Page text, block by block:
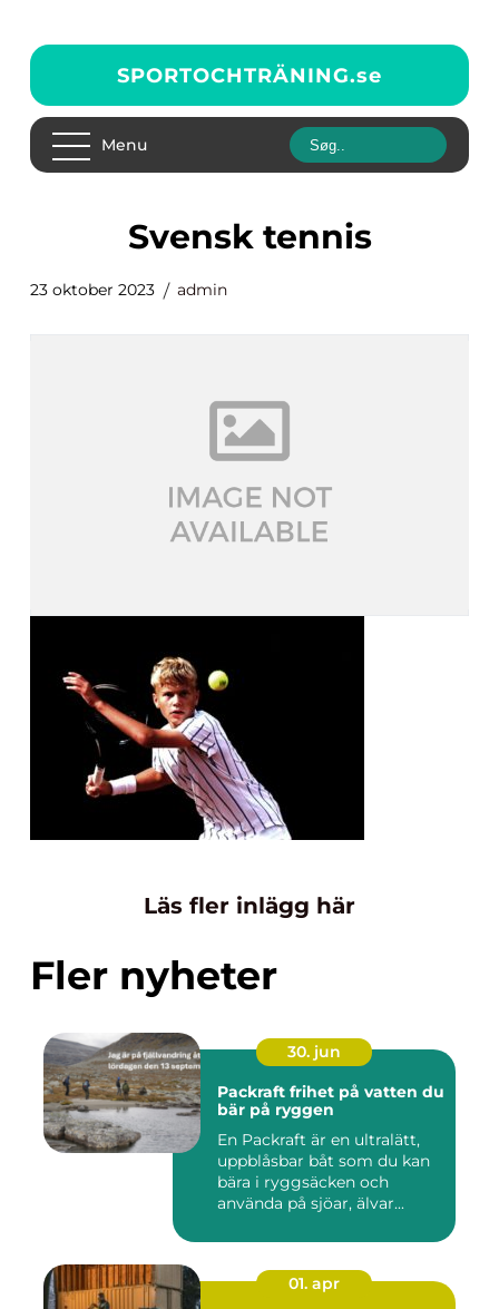
SPORTOCHTRÄNING.se
Menu
svensk tennis
23 oktober 2023 admin
Läs fler inlägg här
Fler nyheter
30. jun
Packraft frihet på vatten du
bär på ryggen
En Packraft är en ultralätt,
uppblåsbar båt som du kan
bära i ryggsäcken och
använda på sjöar, älvar...
01. apr